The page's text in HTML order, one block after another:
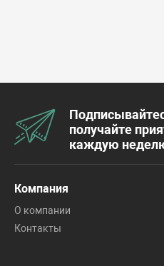
получайте
каждую
Компания
О компании
Контакты